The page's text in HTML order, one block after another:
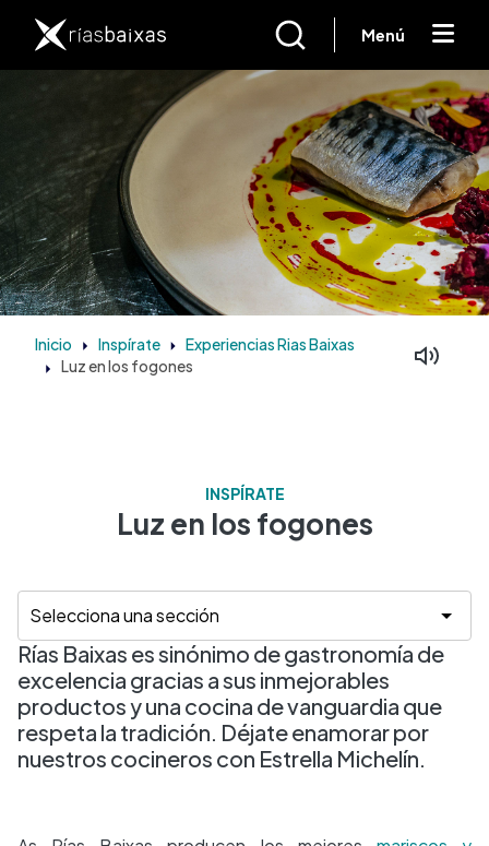
Menú
Inicio Inspírate Experiencias Rias Baixas
Luz en los fogones
INSPÍRATE
Luz en los fogones
Rías Baixas es sinónimo de gastronomía de
excelencia gracias a sus inmejorables
productos y una cocina de vanguardia que
respeta la tradición. Déjate enamorar por
nuestros cocineros con Estrella Michelín.